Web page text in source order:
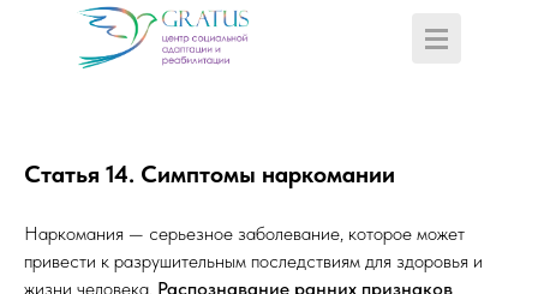
Статья 14. Симптомы наркомании
Наркомания — серьезное заболевание, которое может
привести к разрушительным последствиям для здоровья и
жизни человека. Распознавание ранних признаков